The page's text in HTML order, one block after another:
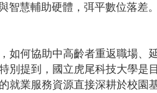
慧輔助硬體，弭平數位落差
如何協助中高齡者重返職場、
提到，國立虎尾科技大學是
業服務資源直接深耕於校園